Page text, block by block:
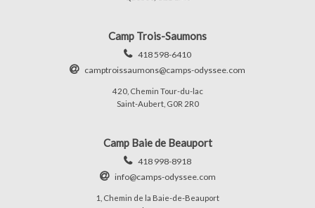
Camp Trois-Saumons
418 598-6410
camptroissaumons@camps-odyssee.com
420, Chemin Tour-du-lac
Saint-Aubert, G0R 2R0
Camp Baie de Beauport
418 998-8918
info@camps-odyssee.com
1, Chemin de la Baie-de-Beauport